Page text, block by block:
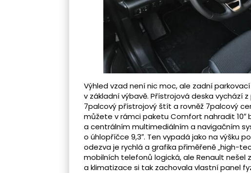
Výhled vzad není nic moc, ale zadní
v základní výbavě. Přístrojová deska vychází
7palcový přístrojový štít a rovněž 7palcový
můžete v rámci paketu Comfort nahradit
a centrálním multimediálním a navigačním
o úhlopříčce 9,3″. Ten vypadá jako na výšku
odezva je rychlá a grafika přiměřeně „high-
mobilních telefonů logická, ale Renault nešel
a klimatizace si tak zachovala vlastní panel